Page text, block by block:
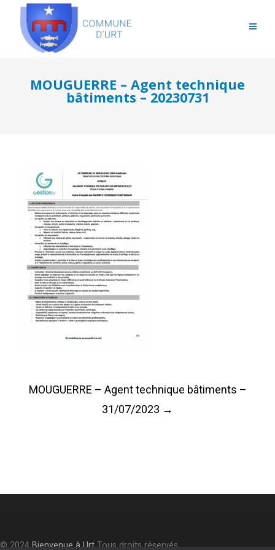
MOUGUERRE – Agent technique
bâtiments – 20230731
Post
navigation
MOUGUERRE – Agent technique bâtiments –
31/07/2023 →
© 2024Bienvenue à UrtTous droits réservés.